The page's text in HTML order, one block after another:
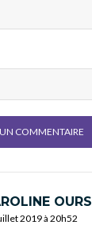
OURS
2019 à 20h52